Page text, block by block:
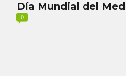
Día Mundial del
0